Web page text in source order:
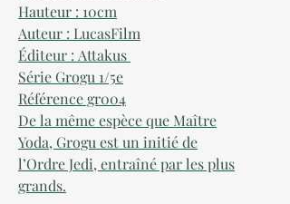
Hauteur : 10cm
Auteur : LucasFilm
Éditeur : Attakus
Série Grogu 1/5e
Référence gr004
De la même espèce que Maître
Yoda, Grogu est un initié de
l’Ordre Jedi, entraîné par les plus
grands.